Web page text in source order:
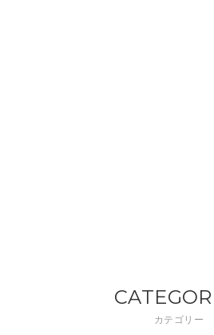
カテゴリー